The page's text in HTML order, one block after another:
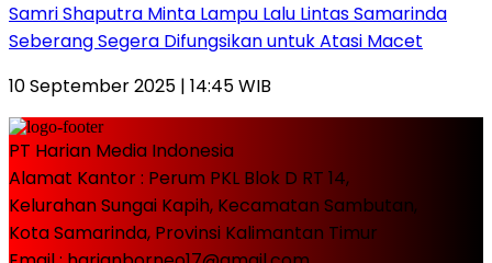
Samri Shaputra Minta Lampu Lalu Lintas Samarinda
Seberang Segera Difungsikan untuk Atasi Macet
10 September 2025 | 14:45 WIB
PT Harian Media Indonesia
Alamat Kantor : Perum PKL Blok D RT 14,
Kelurahan Sungai Kapih, Kecamatan Sambutan,
Kota Samarinda, Provinsi Kalimantan Timur